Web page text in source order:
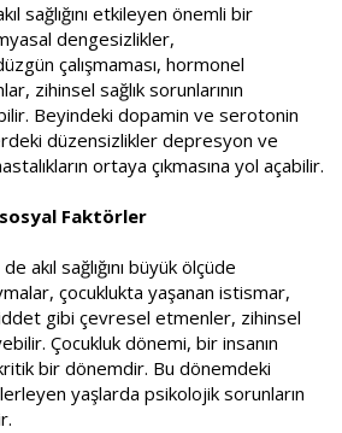
sağlığını etkileyen önemli bir
dengesizlikler,
çalışmaması, hormonel
zihinsel sağlık sorunlarının
Beyindeki dopamin ve serotonin
düzensizlikler depresyon ve
ortaya çıkmasına yol açabilir.
Faktörler
akıl sağlığını büyük ölçüde
çocuklukta yaşanan istismar,
gibi çevresel etmenler, zihinsel
Çocukluk dönemi, bir insanın
bir dönemdir. Bu dönemdeki
yaşlarda psikolojik sorunların